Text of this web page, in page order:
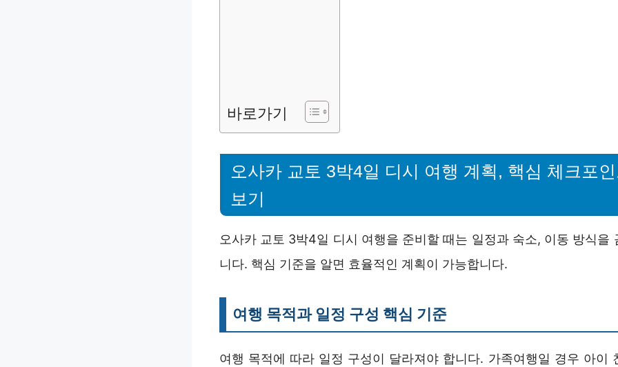
바로가기
오사카 교토 3박4일 디시 여행 계획, 핵심 체크포
보기
오사카 교토 3박4일 디시 여행을 준비할 때는 일정과 숙소, 이동 방식을
니다. 핵심 기준을 알면 효율적인 계획이 가능합니다.
여행 목적과 일정 구성 핵심 기준
여행 목적에 따라 일정 구성이 달라져야 합니다. 가족여행일 경우 아이